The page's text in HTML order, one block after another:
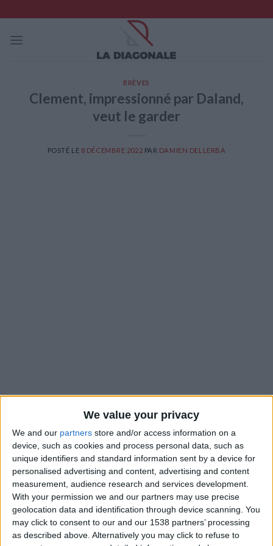
We value your privacy
We and our partners store and/or access information on a
device, such as cookies and process personal data, such as
unique identifiers and standard information sent by a device for
personalised advertising and content, advertising and content
measurement, audience research and services development.
With your permission we and our partners may use precise
geolocation data and identification through device scanning. You
may click to consent to our and our 1538 partners’ processing
as described above. Alternatively you may click to refuse to
to
content
BRÈVES
Clement, impressionné par Daland,
veut le garder
POSTÉ LE 8 DÉCEMBRE 2022 PAR DAMIEN DELLERBA
Le défenseur du Cercle Bruges, Jesper Daland (22 ans), s’est
entraîné toute la semaine avec l’AS Monaco lors du stage des
Rouge et Blanc à Benidorm, en Espagne, et si l’on en croit
Carlos Avina, le Directeur sportif du Cercle, dans des propos
relayés par le site belgeNieuwsblad, Philippe Clement a été
impressionné par l’international Espoirs norvégien et